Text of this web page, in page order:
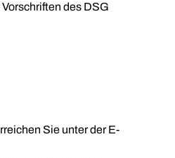
des DSG
Sie unter der E-